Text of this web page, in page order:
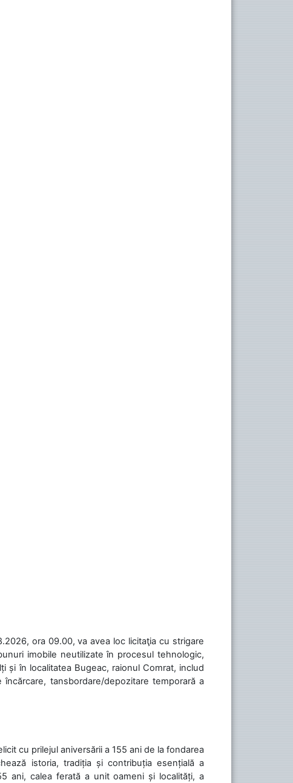
ora 09.00, va avea loc licitaţia cu strigare
imobile neutilizate în procesul tehnologic,
și în localitatea Bugeac, raionul Comrat, includ
tansbordare/depozitare temporară a
cu prilejul aniversării a 155 ani de la fondarea
istoria, tradiția și contribuția esențială a
ani, calea ferată a unit oameni și localități, a